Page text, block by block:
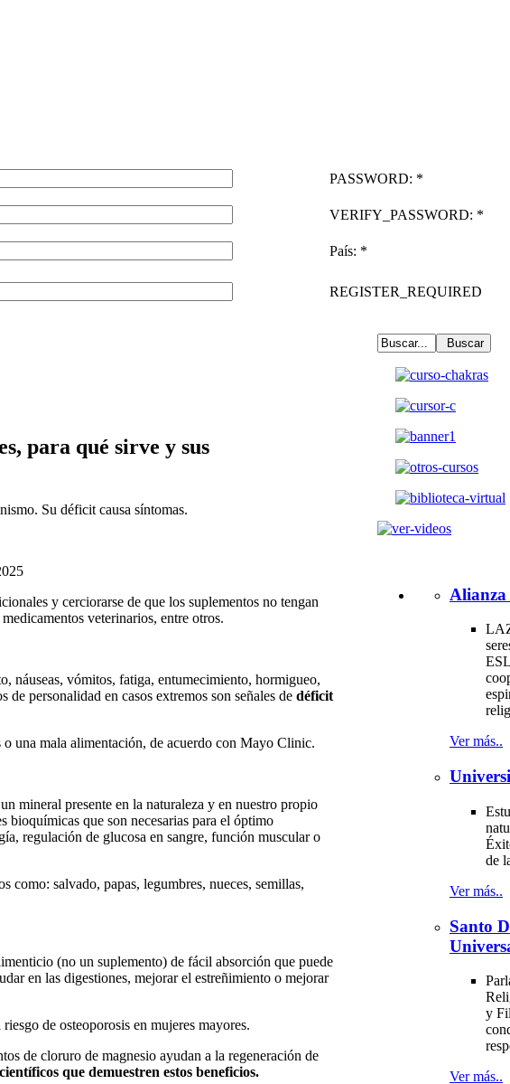
PASSWORD: *
VERIFY_PASSWORD: *
País: *
REGISTER_REQUIRED
para qué sirve y sus
Su déficit causa síntomas.
y cerciorarse de que los suplementos no tengan
veterinarios, entre otros.
náuseas, vómitos, fatiga, entumecimiento, hormigueo,
personalidad en casos extremos son señales de déficit
o una mala alimentación, de acuerdo con Mayo Clinic.
mineral presente en la naturaleza y en nuestro propio
bioquímicas que son necesarias para el óptimo
regulación de glucosa en sangre, función muscular o
como: salvado, papas, legumbres, nueces, semillas,
(no un suplemento) de fácil absorción que puede
en las digestiones, mejorar el estreñimiento o mejorar
de osteoporosis en mujeres mayores.
de cloruro de magnesio ayudan a la regeneración de
que demuestren estos beneficios.
Alianza
Ver más..
de
Ver más..
Santo
y
Ver más..